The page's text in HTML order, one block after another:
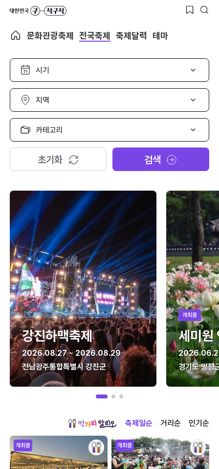
문화관광축제 전국축제 축제달력 테마
시
선
택
지
선
택
카
고
리
택
초기화 검색
강진하맥축제
2026.08.27 ~ 2026.08.29
전남광주통합특별시 강진군
개최중
세미원
경기도 양평
축제일순 거리순 인기순
개최중 개최중